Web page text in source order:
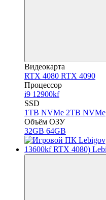
Видеокарта
RTX 4080 RTX 4090
Процессор
i9 12900kf
SSD
1TB NVMe 2TB NVMe
Объём ОЗУ
32GB 64GB